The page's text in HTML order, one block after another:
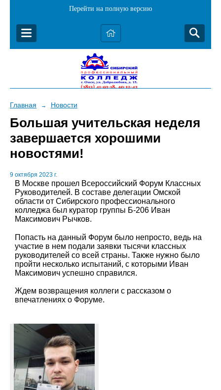
Перейти на полную версию
Главная → Новости
Большая учительская неделя
завершается хорошими
новостями!
9 октября 2023 г.
В Москве прошел Всероссийский Форум Классных
Руководителей. В составе делегации Омской
области от Сибирского профессионального
колледжа был куратор группы Б-206 Иван
Максимович Рычков.
Попасть на данный Форум было непросто, ведь на
участие в нем подали заявки тысячи классных
руководителей со всей страны. Также нужно было
пройти несколько испытаний, с которыми Иван
Максимович успешно справился.
Ждем возвращения коллеги с рассказом о
впечатлениях о Форуме.